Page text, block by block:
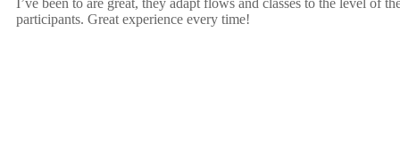
I’ve been to are great, they adapt flows and classes to the level of
participants. Great experience every time!